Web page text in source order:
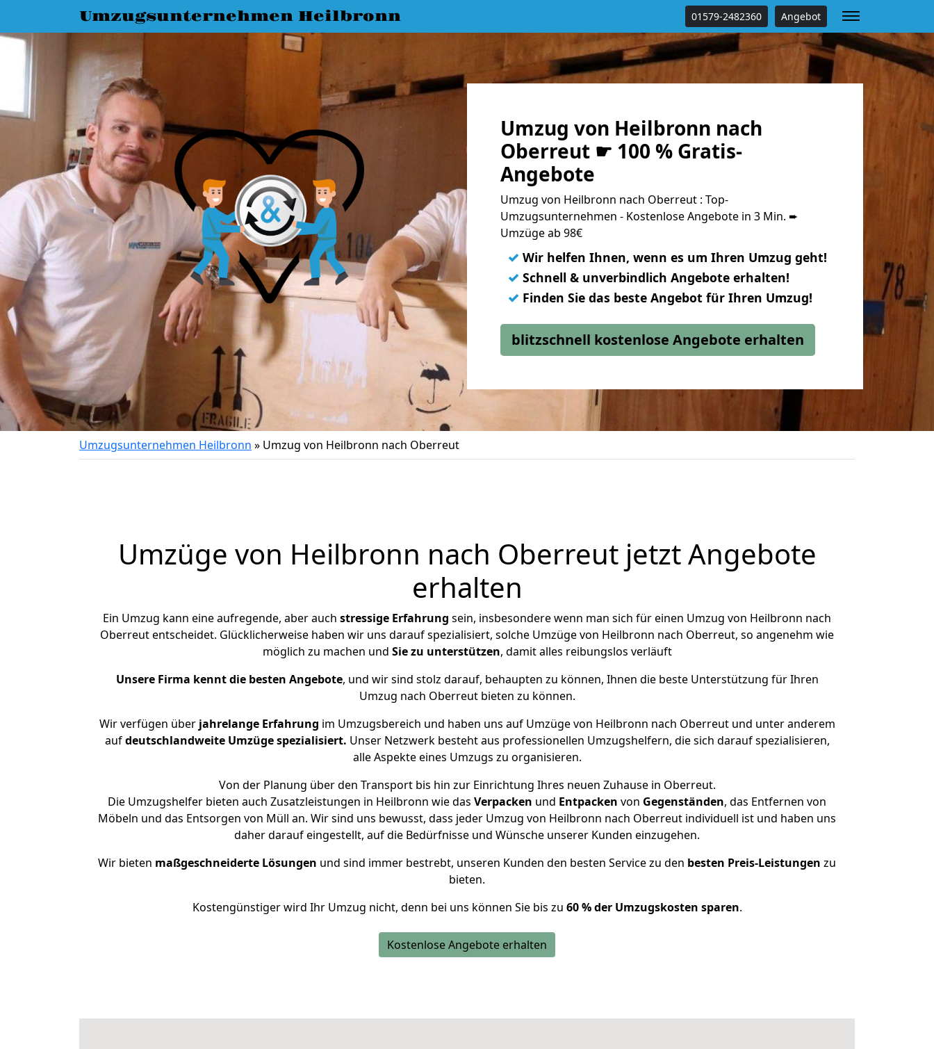
Umzugsunternehmen Heilbronn 01579-2482360 Angebot
Umzug von Heilbronn nach
Oberreut ☛ 100 % Gratis-
Angebote
Umzug von Heilbronn nach Oberreut : Top-
Umzugsunternehmen - Kostenlose Angebote in 3 Min. ➨
Umzüge ab 98€
✓ Wir helfen Ihnen, wenn es um Ihren Umzug geht!
✓ Schnell & unverbindlich Angebote erhalten!
✓ Finden Sie das beste Angebot für Ihren Umzug!
blitzschnell kostenlose Angebote erhalten
Umzugsunternehmen Heilbronn » Umzug von Heilbronn nach Oberreut
Umzüge von Heilbronn nach Oberreut jetzt Angebote
erhalten
Ein Umzug kann eine aufregende, aber auch stressige Erfahrung sein, insbesondere wenn man sich für einen Umzug von Heilbronn nach
Oberreut entscheidet. Glücklicherweise haben wir uns darauf spezialisiert, solche Umzüge von Heilbronn nach Oberreut, so angenehm wie
möglich zu machen und Sie zu unterstützen, damit alles reibungslos verläuft
Unsere Firma kennt die besten Angebote, und wir sind stolz darauf, behaupten zu können, Ihnen die beste Unterstützung für Ihren
Umzug nach Oberreut bieten zu können.
Wir verfügen überjahrelange Erfahrung im Umzugsbereich und haben uns auf Umzüge von Heilbronn nach Oberreut und unter anderem
aufdeutschlandweite Umzüge spezialisiert. Unser Netzwerk besteht aus professionellen Umzugshelfern, die sich darauf spezialisieren,
alle Aspekte eines Umzugs zu organisieren.
Von der Planung über den Transport bis hin zur Einrichtung Ihres neuen Zuhause in Oberreut.
Die Umzugshelfer bieten auch Zusatzleistungen in Heilbronn wie das Verpacken und Entpacken von Gegenständen, das Entfernen von
Möbeln und das Entsorgen von Müll an. Wir sind uns bewusst, dass jeder Umzug von Heilbronn nach Oberreut individuell ist und haben uns
daher darauf eingestellt, auf die Bedürfnisse und Wünsche unserer Kunden einzugehen.
Wir bieten maßgeschneiderte Lösungen und sind immer bestrebt, unseren Kunden den besten Service zu den besten Preis-Leistungen zu
bieten.
Kostengünstiger wird Ihr Umzug nicht, denn bei uns können Sie bis zu 60 % der Umzugskosten sparen.
Kostenlose Angebote erhalten